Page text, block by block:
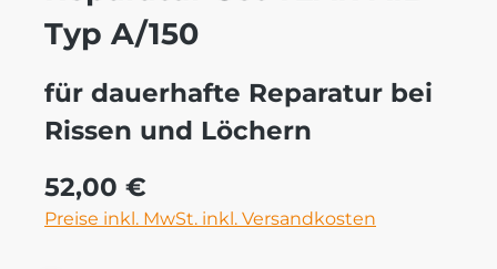
Typ A/150
für dauerhafte Reparatur bei
Rissen und Löchern
Regulärer Preis:
52,00 €
Preise inkl. MwSt. inkl. Versandkosten